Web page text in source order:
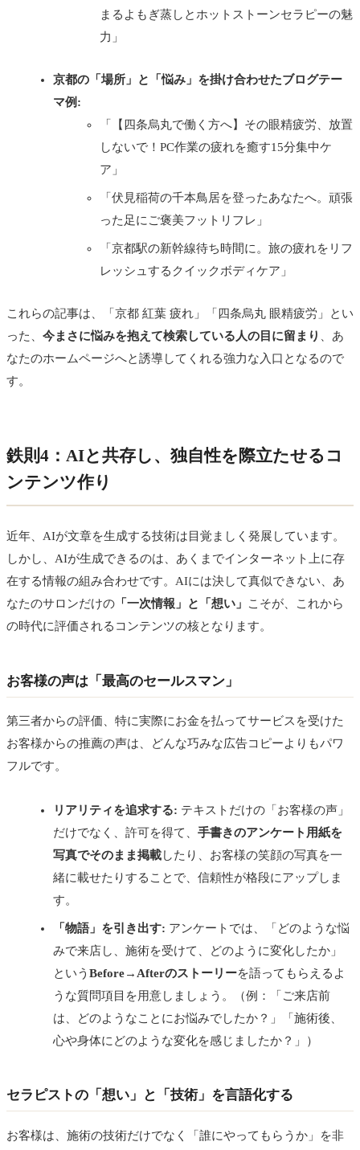
まるよもぎ蒸しとホットストーンセラピーの魅
力」
京都の「場所」と「悩み」を掛け合わせたブログテー
マ例:
「【四条烏丸で働く方へ】その眼精疲労、放置
しないで！PC作業の疲れを癒す15分集中ケ
ア」
「伏見稲荷の千本鳥居を登ったあなたへ。頑張
った足にご褒美フットリフレ」
「京都駅の新幹線待ち時間に。旅の疲れをリフ
レッシュするクイックボディケア」
これらの記事は、「京都 紅葉 疲れ」「四条烏丸 眼精疲労」とい
った、 今まさに悩みを抱えて検索している人の目に留まり 、あ
なたのホームページへと誘導してくれる強力な入口となるので
す。
鉄則4：AIと共存し、独自性を際立たせるコ
ンテンツ作り
近年、AIが文章を生成する技術は目覚ましく発展しています。
しかし、AIが生成できるのは、あくまでインターネット上に存
在する情報の組み合わせです。AIには決して真似できない、あ
なたのサロンだけの 「一次情報」と「想い」
こそが、これから
の時代に評価されるコンテンツの核となります。
お客様の声は「最高のセールスマン」
第三者からの評価、特に実際にお金を払ってサービスを受けた
お客様からの推薦の声は、どんな巧みな広告コピーよりもパワ
フルです。
リアリティを追求する: テキストだけの「お客様の声」
だけでなく、許可を得て、 手書きのアンケート用紙を
写真でそのまま掲載したり、お客様の笑顔の写真を一
緒に載せたりすることで、信頼性が格段にアップしま
す。
「物語」を引き出す: アンケートでは、「どのような悩
みで来店し、施術を受けて、どのように変化したか」
という Before→Afterのストーリーを語ってもらえるよ
うな質問項目を用意しましょう。（例：「ご来店前
は、どのようなことにお悩みでしたか？」「施術後、
心や身体にどのような変化を感じましたか？」）
セラピストの「想い」と「技術」を言語化する
お客様は、施術の技術だけでなく「誰にやってもらうか」を非